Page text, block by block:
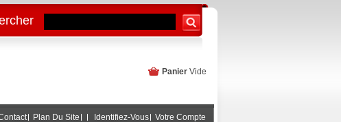
Panier Vide
Plan Du Site Identifiez-Vous Votre Compte